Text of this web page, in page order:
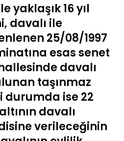
yaklaşık 16 yıl
davalı ile
25/08/1997
esas senet
davalı
taşınmaz
durumda ise 22
davalı
verileceğinin